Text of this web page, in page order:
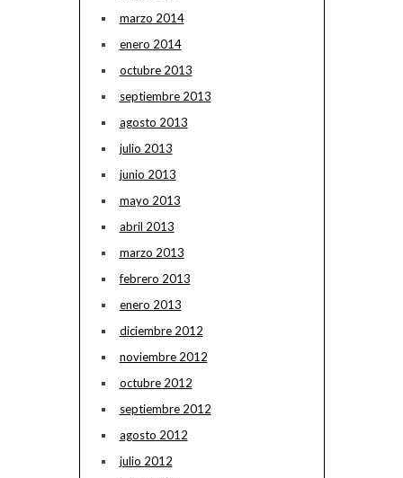
marzo 2014
enero 2014
octubre 2013
septiembre 2013
agosto 2013
julio 2013
junio 2013
mayo 2013
abril 2013
marzo 2013
febrero 2013
enero 2013
diciembre 2012
noviembre 2012
octubre 2012
septiembre 2012
agosto 2012
julio 2012